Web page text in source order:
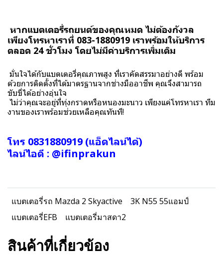
หากแบตเตอรี่รถยนต์ของคุณหมด ไม่ต้องกังวล
เพียงโทรหาเราที่ 083-1880919 เราพร้อมให้บริการ
ตลอด 24 ชั่วโมง โดยไม่มีค่าบริการเพิ่มเติม
มั่นใจได้กับแบตเตอรี่คุณภาพสูง ที่เราคัดสรรมาอย่างดี พร้อม
ด้วยการติดตั้งที่ได้มาตรฐานจากช่างมืออาชีพ คุณจึงสามารถ
ขับขี่ได้อย่างอุ่นใจ
ไม่ว่าคุณจะอยู่ที่ทุ่งกราดหรือหนองมะนาว เพียงแค่โทรหาเรา ทีม
งานของเราพร้อมช่วยเหลือคุณทันที!
โทร 0831880919 (แอ็ดไลน์ได้)
ไลน์ไอดี : @ifinprakun
แบตเตอรี่รถ Mazda 2 Skyactive
3K N55 55แอมป์
แบตเตอรี่EFB
แบตเตอรี่มาสดา2
สินค้าที่เกี่ยวข้อง